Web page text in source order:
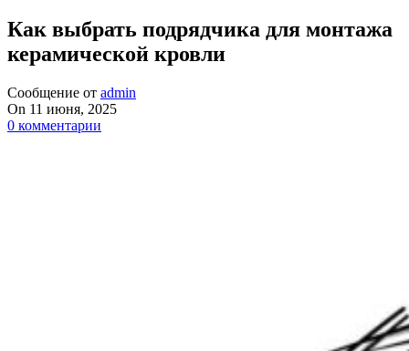
Как выбрать подрядчика для монтажа
керамической кровли
Сообщение от admin
On 11 июня, 2025
0 комментарии